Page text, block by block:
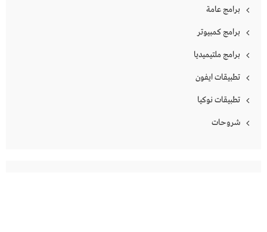
برامج عامة
برامج كمبيوتر
برامج ملتيميديا
تطبيقات ايفون
تطبيقات نوكيا
شروحات